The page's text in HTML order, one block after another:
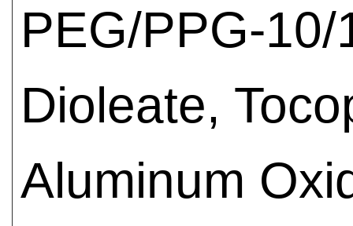
PEG/PPG-
Dioleate,
Aluminum